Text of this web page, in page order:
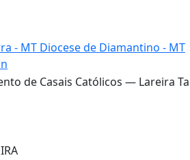
- MT Diocese de Diamantino - MT